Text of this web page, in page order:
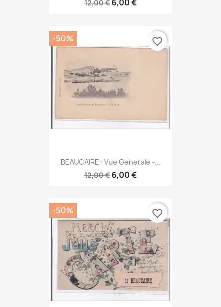
12,00 € 6,00 €
BEAUCAIRE : Vue Generale -...
12,00 € 6,00 €
-50% favorite_border
-50% favorite_border